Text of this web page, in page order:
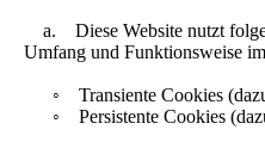
a. Diese Website nutzt
Umfang und Funktionsweise
◦ Transiente Cookies
◦ Persistente Cookies